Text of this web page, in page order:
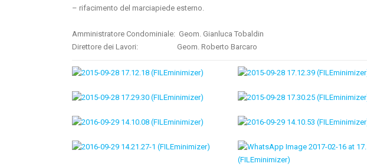
– rifacimento del marciapiede esterno.
Amministratore Condominiale: Geom. Gianluca Tobaldin
Direttore dei Lavori: Geom. Roberto Barcaro